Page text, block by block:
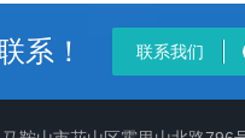
系！ 联系我们